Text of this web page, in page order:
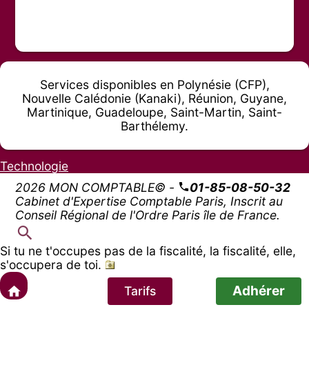
Services disponibles en Polynésie (CFP),
Nouvelle Calédonie (Kanaki), Réunion, Guyane,
Martinique, Guadeloupe, Saint-Martin, Saint-
Barthélemy.
Technologie
2026 MON COMPTABLE© -
01-85-08-50-32
Cabinet d'Expertise Comptable Paris, Inscrit au
Conseil Régional de l'Ordre Paris île de France.
Si tu ne t'occupes pas de la fiscalité, la fiscalité, elle,
s'occupera de toi.
Tarifs
Adhérer